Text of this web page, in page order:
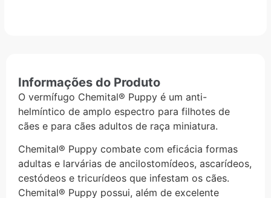
Informações do Produto
O vermífugo Chemital® Puppy é um anti-
helmíntico de amplo espectro para filhotes de
cães e para cães adultos de raça miniatura.
Chemital® Puppy combate com eficácia formas
adultas e larvárias de ancilostomídeos, ascarídeos,
cestódeos e tricurídeos que infestam os cães.
Chemital® Puppy possui, além de excelente